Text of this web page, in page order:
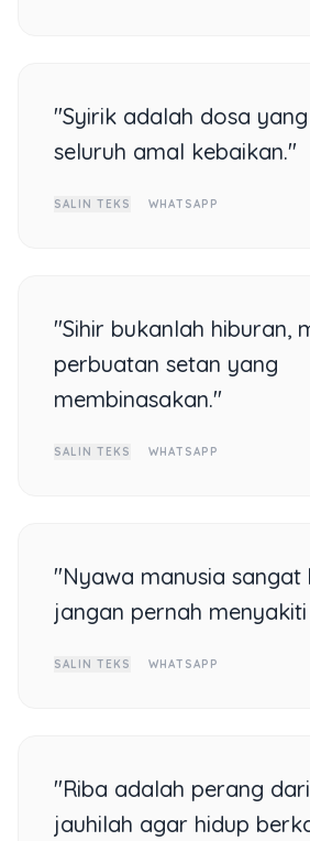
"Syirik adalah dosa
seluruh amal kebaikan."
SALIN TEKS WHATSAPP
"Sihir bukanlah hiburan,
perbuatan setan yang
membinasakan."
SALIN TEKS WHATSAPP
"Nyawa manusia sangat
jangan pernah
SALIN TEKS WHATSAPP
"Riba adalah perang
jauhilah agar hidup